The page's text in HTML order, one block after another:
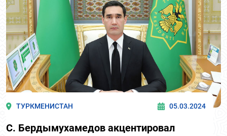
ТУРКМЕНИСТАН 05.03.2024
С. Бердымухамедов акцентировал